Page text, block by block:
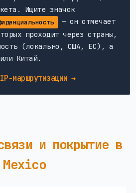
Ищите значок
— он отмечает
проходит через страны,
(локально, США, ЕС), а
Китай.
маршрутизации →
и покрытие в
Mexico